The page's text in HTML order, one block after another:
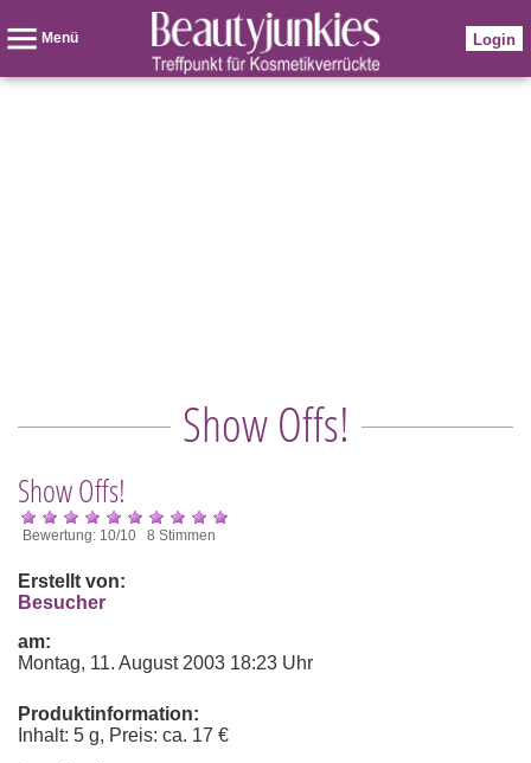
Menü Login
Show Offs!
Show Offs!
Bewertung: 10/10 8 Stimmen
Erstellt von:
Besucher
am:
Montag, 11. August 2003 18:23 Uhr
Produktinformation:
Inhalt: 5 g, Preis: ca. 17 €